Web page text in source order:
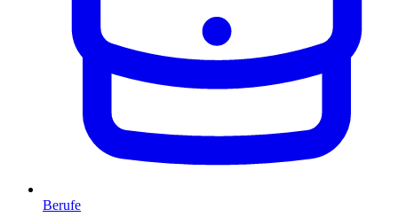
Berufe